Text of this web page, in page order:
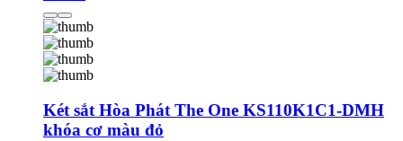
Két sắt Hòa Phát The One KS110K1C1-DMH
khóa cơ màu đỏ